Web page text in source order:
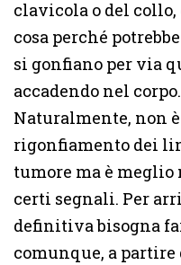
clavicola o del
cosa perché
si gonfiano per via
accadendo nel
Naturalmente, non
rigonfiamento dei
tumore ma è meglio
certi segnali. Per
definitiva bisogna
comunque, a partire